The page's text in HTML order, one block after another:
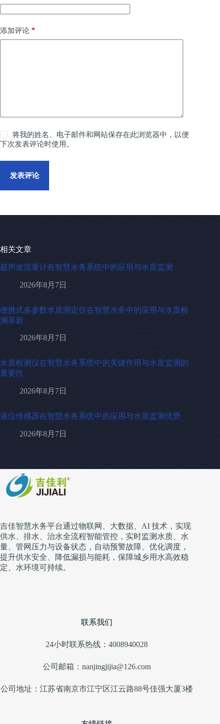
添加评论 *
将我的姓名、电子邮件和网站保存在此浏览器中，以便
下次发表评论时使用。
发表评论
相关文章
超声波流量计在智慧水务系统中的应用与水质监测
2026年8月7日
便携式多参数水质测定仪在智慧水务中的应用与水质检
测革新
2026年8月7日
水质检测仪在智慧水务系统中的关键作用与水质监测的
重要性
2026年8月7日
液位传感器在智慧水务系统中的应用与水质监测优势
2026年8月7日
吉佳智慧水务平台通过物联网、大数据、AI 技术，实现
供水、排水、治水全流程智能管控，实时监测水质、水
量、管网压力与设备状态，自动预警故障、优化调度，
提升供水安全、降低漏损与能耗，保障城乡用水高效稳
定、水环境可持续。
联系我们
24小时联系热线：4008940028
公司邮箱：nanjingjijia@126.com
公司地址：江苏省南京市江宁区江云路88号佳强大厦3楼